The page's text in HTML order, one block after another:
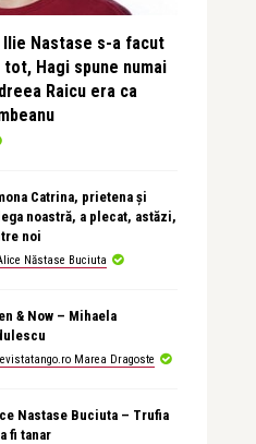
Ilie Nastase s-a facut
Hagi spune numai
Raicu era ca
Catrina, prietena și
noastră, a plecat, astăzi,
noi
Năstase Buciuta
& Now – Mihaela
Marea Dragoste
Nastase Buciuta – Trufia
fi tanar